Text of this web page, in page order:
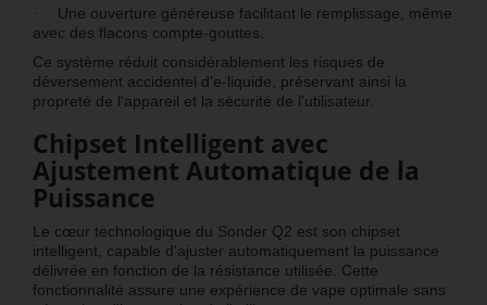
·
Une ouverture généreuse facilitant le remplissage, même
avec des flacons compte-gouttes.
Ce système réduit considérablement les risques de
déversement accidentel d'e-liquide, préservant ainsi la
propreté de l'appareil et la sécurité de l'utilisateur.
Chipset Intelligent avec
Ajustement Automatique de la
Puissance
Le cœur technologique du Sonder Q2 est son chipset
intelligent, capable d'ajuster automatiquement la puissance
délivrée en fonction de la résistance utilisée. Cette
fonctionnalité assure une expérience de vape optimale sans